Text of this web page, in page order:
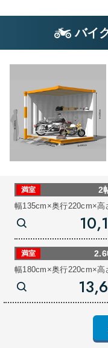
バイ
2
幅135cm×奥行220cm×高
満室
2.6
幅180cm×奥行220cm×高
満室